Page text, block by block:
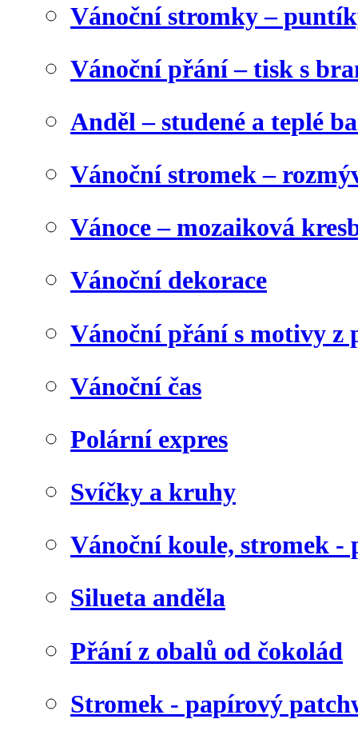
Vánoční stromky –
Vánoční přání – tisk s
Anděl – studené a teplé
Vánoční stromek –
Vánoce – mozaiková
Vánoční dekorace
Vánoční přání s motivy z
Vánoční čas
Polární expres
Svíčky a kruhy
Vánoční koule, stromek -
Silueta anděla
Přání z obalů od čokolád
Stromek - papírový